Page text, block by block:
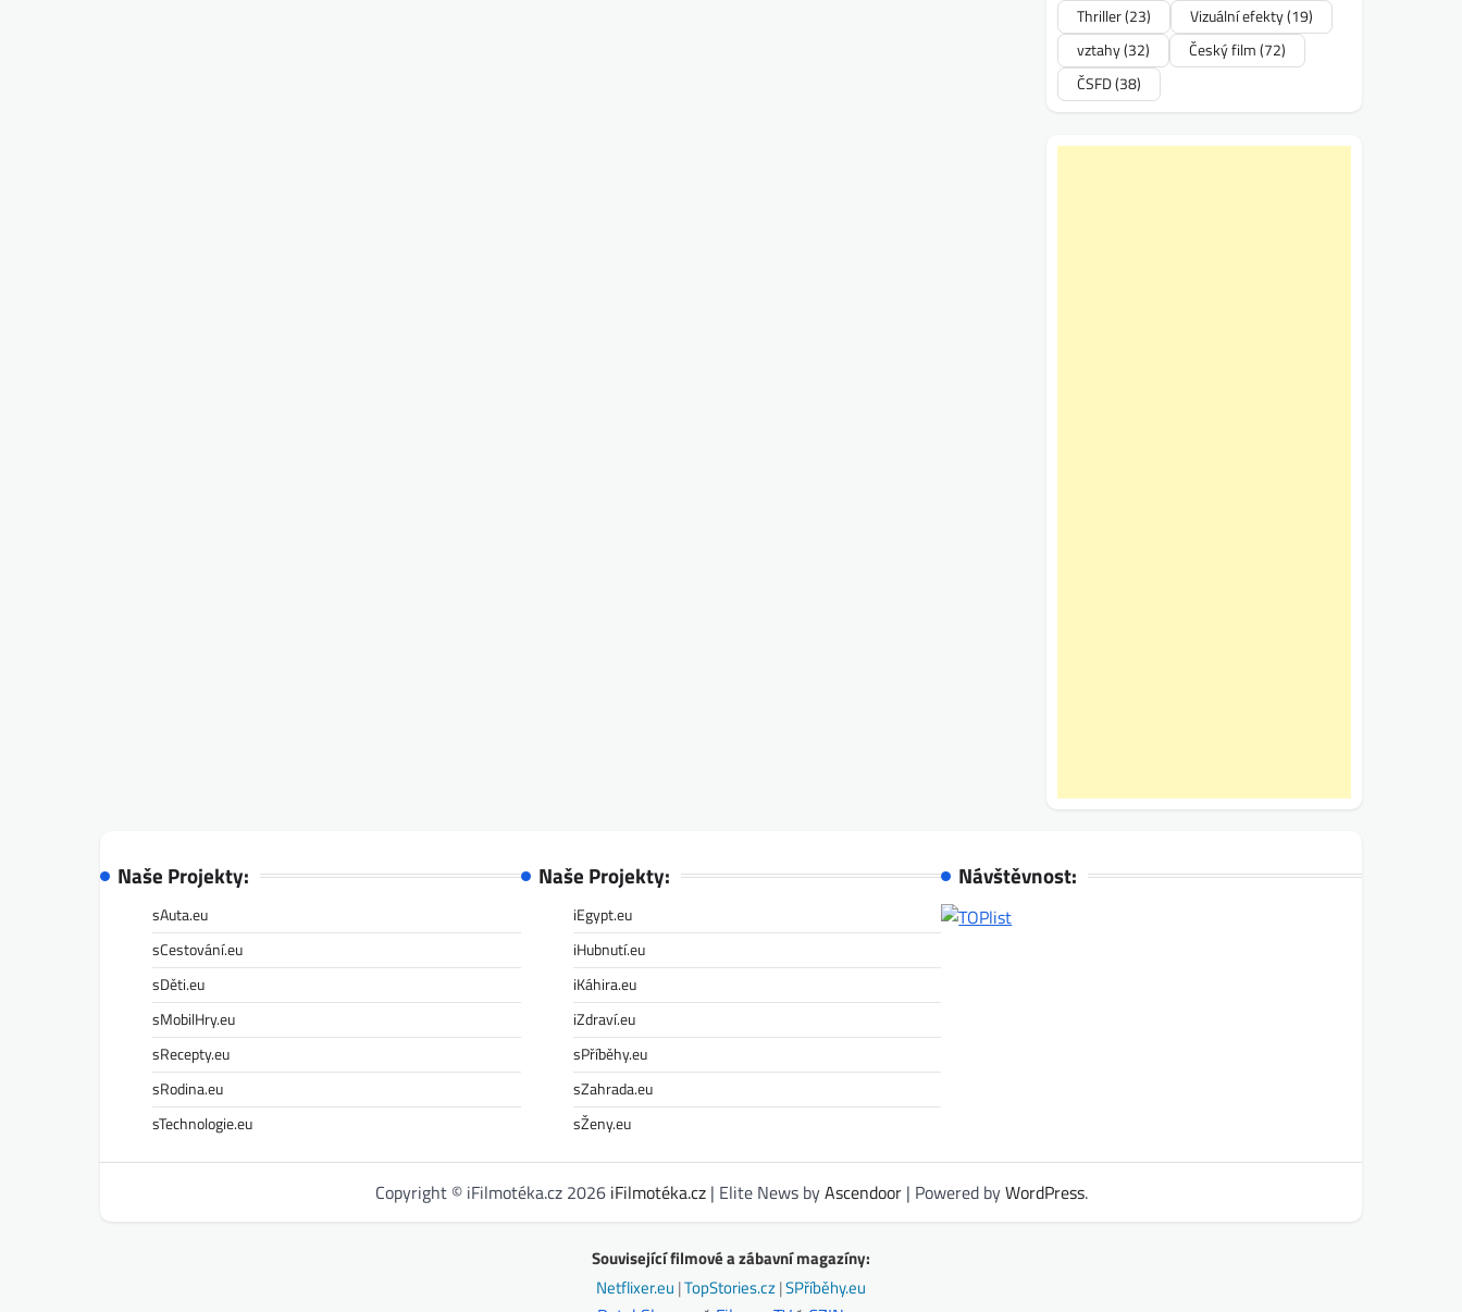
Thriller(23) Vizuální efekty(19)
vztahy(32) Český film(72)
ČSFD(38)
Naše Projekty:
sAuta.eu
sCestování.eu
sDěti.eu
sMobilHry.eu
sRecepty.eu
sRodina.eu
sTechnologie.eu
Naše Projekty:
iEgypt.eu
iHubnutí.eu
iKáhira.eu
iZdraví.eu
sPříběhy.eu
sZahrada.eu
sŽeny.eu
Návštěvnost:
Copyright © iFilmotéka.cz 2026 iFilmotéka.cz| Elite News byAscendoor| Powered byWordPress.
Související filmové a zábavní magazíny:
Netflixer.eu |TopStories.cz|SPříběhy.eu